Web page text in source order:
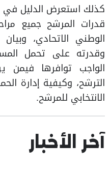
كذلك استعرض الدليل في
قدرات المرشح جميع
الوطني الاتحادي،
وقدرته على تحمل
الواجب توافرها فيمن
الترشح، وكيفية إدارة
الانتخابي للمرشح.
آخر الأخبار